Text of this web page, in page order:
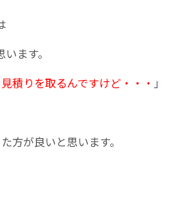
ます。
積りを取るんですけど・・・ 」
方が良いと思います。